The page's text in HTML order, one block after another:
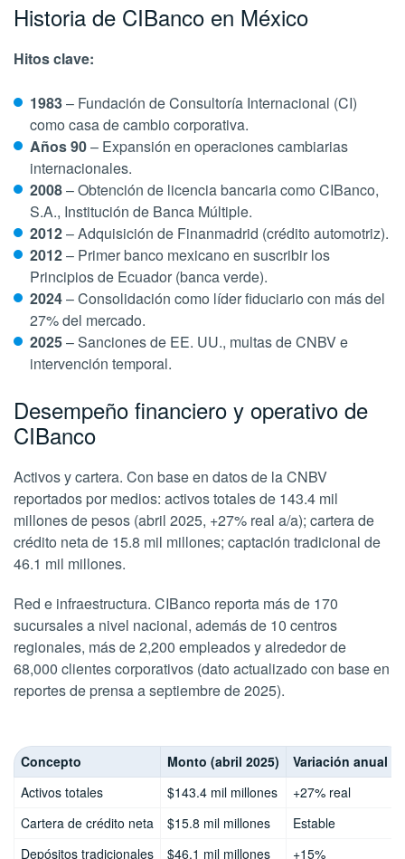
Historia de CIBanco en México
Hitos clave:
1983– Fundación deConsultoría Internacional (CI)
como casa de cambio corporativa.
Años 90– Expansión en operaciones cambiarias
internacionales.
2008– Obtención de licencia bancaria como CIBanco,
S.A., Institución de Banca Múltiple.
2012– Adquisición de Finanmadrid (crédito automotriz).
2012– Primer banco mexicano en suscribir los
Principios de Ecuador (banca verde).
2024– Consolidación como líder fiduciario con más del
27% del mercado.
2025– Sanciones de EE. UU., multas de CNBV e
intervención temporal.
Desempeño financiero y operativo de
CIBanco
Activos y cartera. Con base en datos de la CNBV
reportados por medios: activos totales de 143.4 mil
millones de pesos (abril 2025, +27% real a/a); cartera de
crédito neta de 15.8 mil millones; captación tradicional de
46.1 mil millones.
Red e infraestructura. CIBanco reporta más de 170
sucursales a nivel nacional, además de 10 centros
regionales, más de 2,200 empleados y alrededor de
68,000 clientes corporativos (dato actualizado con base en
reportes de prensa a septiembre de 2025).
Concepto Monto (abril 2025)
Variación anual
Activos totales
$143.4 mil millones
+27% real
Cartera de crédito neta
$15.8 mil millones
Estable
Depósitos tradicionales
$46.1 mil millones +15%